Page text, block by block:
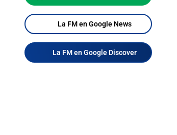
La FM en Google News
La FM en Google Discover